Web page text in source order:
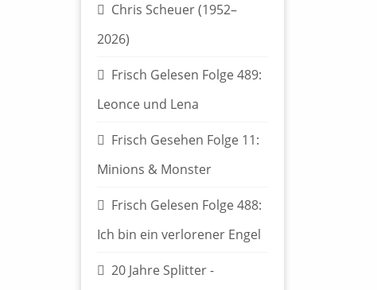
Chris Scheuer (1952–
2026)
Frisch Gelesen Folge 489:
Leonce und Lena
Frisch Gesehen Folge 11:
Minions & Monster
Frisch Gelesen Folge 488:
Ich bin ein verlorener Engel
20 Jahre Splitter -